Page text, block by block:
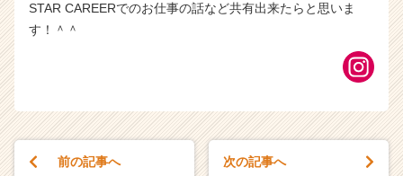
STAR CAREERでのお仕事の話など共有出来たらと思いま
す！＾＾
前の記事へ 次の記事へ